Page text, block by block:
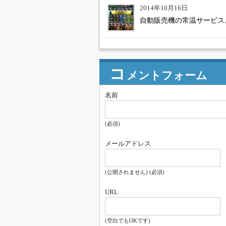
2014年10月16日
自動販売機の常温サービス
コメントフォーム
名前
(必須)
メールアドレス
(公開されません) (必須)
URL
(空白でもOKです)